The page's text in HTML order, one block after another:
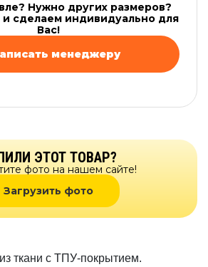
Нужно других размеров?
сделаем индивидуально для
Вас!
менеджеру
ЭТОТ ТОВАР?
фото на нашем сайте!
Загрузить фото
ткани с ТПУ-покрытием.